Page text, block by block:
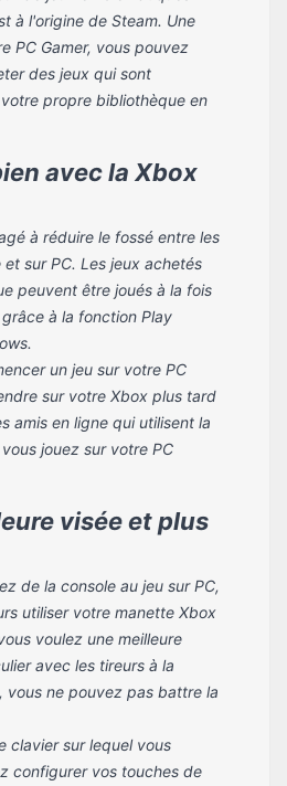
à l'origine de Steam. Une
PC Gamer, vous pouvez
des jeux qui sont
propre bibliothèque en
avec la Xbox
à réduire le fossé entre les
et sur PC. Les jeux achetés
peuvent être joués à la fois
à la fonction Play
un jeu sur votre PC
sur votre Xbox plus tard
amis en ligne qui utilisent la
jouez sur votre PC
visée et plus
de la console au jeu sur PC,
utiliser votre manette Xbox
voulez une meilleure
avec les tireurs à la
vous ne pouvez pas battre la
clavier sur lequel vous
configurer vos touches de